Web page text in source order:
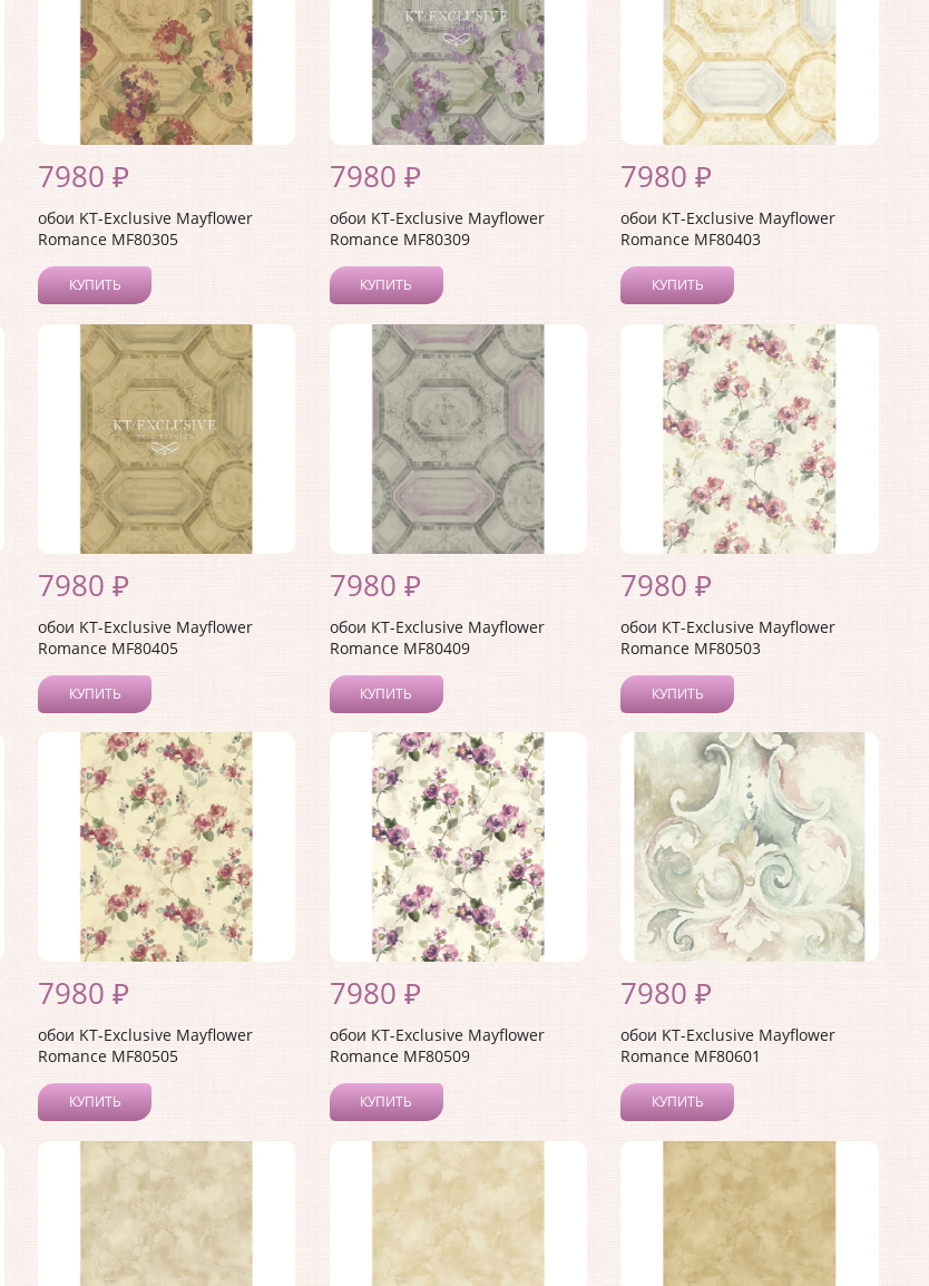
7980 ₽
обои KT-Exclusive Mayflower
Romance MF80305
КУПИТЬ
7980 ₽
обои KT-Exclusive Mayflower
Romance MF80309
КУПИТЬ
7980 ₽
обои KT-Exclusive Mayflower
Romance MF80403
КУПИТЬ
7980 ₽
обои KT-Exclusive Mayflower
Romance MF80405
КУПИТЬ
7980 ₽
обои KT-Exclusive Mayflower
Romance MF80409
КУПИТЬ
7980 ₽
обои KT-Exclusive Mayflower
Romance MF80503
КУПИТЬ
7980 ₽
обои KT-Exclusive Mayflower
Romance MF80505
КУПИТЬ
7980 ₽
обои KT-Exclusive Mayflower
Romance MF80509
КУПИТЬ
7980 ₽
обои KT-Exclusive Mayflower
Romance MF80601
КУПИТЬ